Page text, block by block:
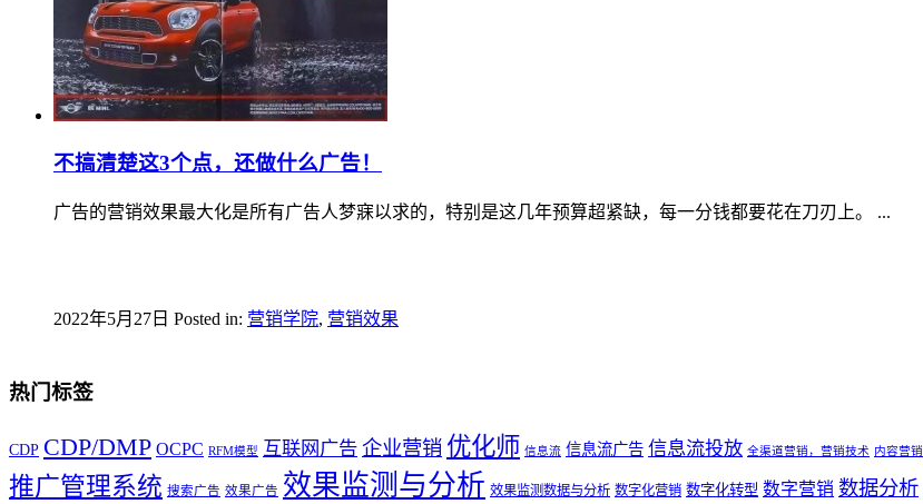
不搞清楚这3个点，还做什么广告！
广告的营销效果最大化是所有广告人梦寐以求的，特别是这几年预算超紧缺，每一分钱都要花在刀刃上。 ...
2022年5月27日 Posted in: 营销学院, 营销效果
热门标签
CDP CDP/DMP OCPC RFM模型 互联网广告 企业营销 优化师 信息流 信息流广告 信息流投放 全渠道营销，营销技术 内容营销
推广管理系统 搜索广告 效果广告 效果监测与分析 效果监测数据与分析 数字化营销 数字化转型 数字营销 数据分析